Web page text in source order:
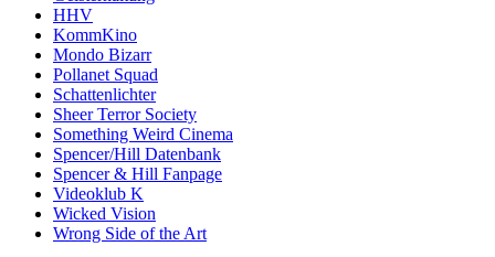
HHV
KommKino
Mondo Bizarr
Pollanet Squad
Schattenlichter
Sheer Terror Society
Something Weird Cinema
Spencer/Hill Datenbank
Spencer & Hill Fanpage
Videoklub K
Wicked Vision
Wrong Side of the Art